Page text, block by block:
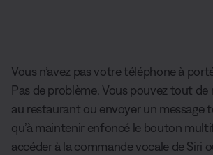
Vous n’avez pas votre téléphone à
Pas de problème. Vous pouvez tout de
au restaurant ou envoyer un message
qu’à maintenir enfoncé le bouton
accéder à la commande vocale de Siri